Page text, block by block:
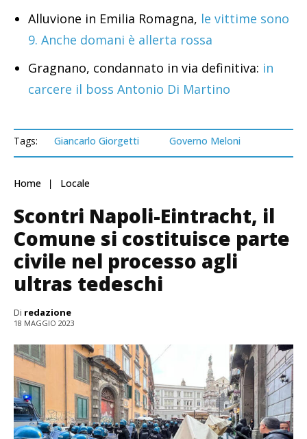
Alluvione in Emilia Romagna, le vittime sono
9. Anche domani è allerta rossa
Gragnano, condannato in via definitiva: in
carcere il boss Antonio Di Martino
Tags: Giancarlo Giorgetti Governo Meloni
Home Locale
Scontri Napoli-Eintracht, il
Comune si costituisce parte
civile nel processo agli
ultras tedeschi
Di redazione
18 MAGGIO 2023